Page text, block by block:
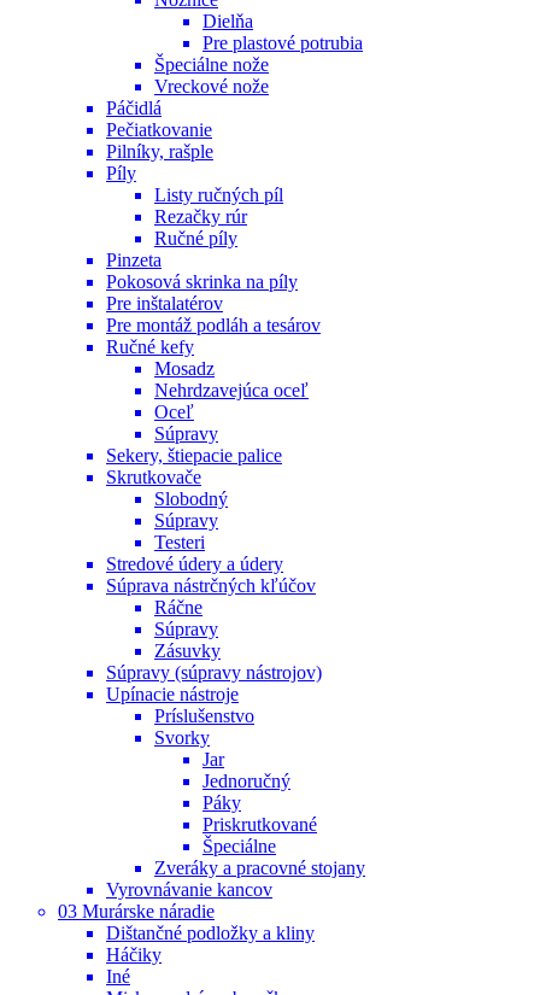
Dielňa
Pre plastové potrubia
Špeciálne nože
Vreckové nože
Páčidlá
Pečiatkovanie
Pilníky, rašple
Píly
Listy ručných píl
Rezačky rúr
Ručné píly
Pinzeta
Pokosová skrinka na píly
Pre inštalatérov
Pre montáž podláh a tesárov
Ručné kefy
Mosadz
Nehrdzavejúca oceľ
Oceľ
Súpravy
Sekery, štiepacie palice
Skrutkovače
Slobodný
Súpravy
Testeri
Stredové údery a údery
Súprava nástrčných kľúčov
Ráčne
Súpravy
Zásuvky
Súpravy (súpravy nástrojov)
Upínacie nástroje
Príslušenstvo
Svorky
Jar
Jednoručný
Páky
Priskrutkované
Špeciálne
Zveráky a pracovné stojany
Vyrovnávanie kancov
03 Murárske náradie
Dištančné podložky a kliny
Háčiky
Iné